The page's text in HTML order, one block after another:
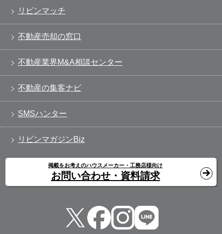
リビンマッチ
不動産売却の窓口
不動産業界M&A相談センター
不動産の集客ナビ
SMSハンター
リビンマガジンBiz
掲載をお考えのハウスメーカー・工務店様向け
お問い合わせ・資料請求